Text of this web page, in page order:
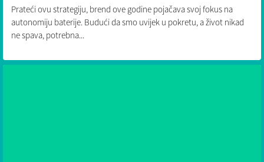
Prateći ovu strategiju, brend ove godine pojačava svoj fokus na
autonomiju baterije. Budući da smo uvijek u pokretu, a život nikad
ne spava, potrebna...